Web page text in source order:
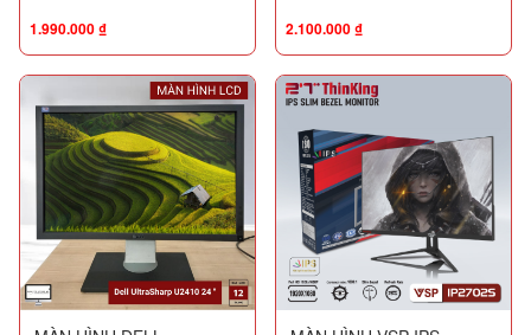
Fullbox)
1.990.000₫ 2.100.000₫